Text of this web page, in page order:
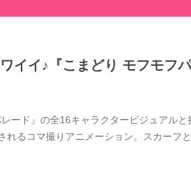
イイ♪『こまどり モフモフ
ード』の全16キャラクタービジュアル
れるコマ撮りアニメーション。スカーフ